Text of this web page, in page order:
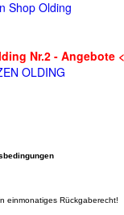
Nr.2 - Angebote
einmonatiges Rückgaberecht!